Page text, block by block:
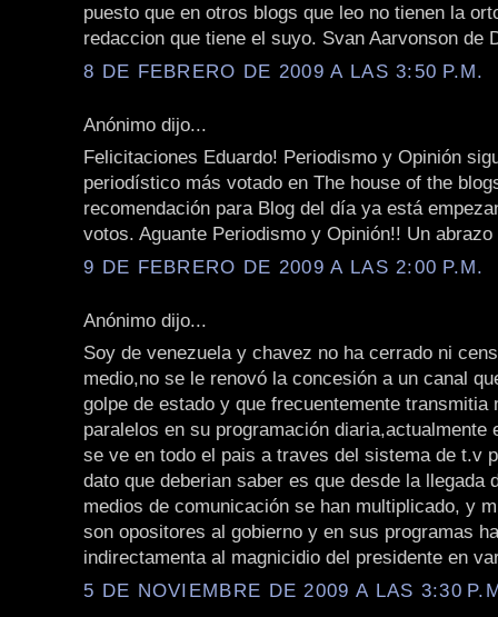
puesto que en otros blogs que leo no tienen la
redaccion que tiene el suyo. Svan Aarvonson de
8 DE FEBRERO DE 2009 A LAS 3:50 P.M.
Anónimo dijo...
Felicitaciones Eduardo! Periodismo y Opinión
periodístico más votado en The house of the
recomendación para Blog del día ya está
votos. Aguante Periodismo y Opinión!! Un abrazo
9 DE FEBRERO DE 2009 A LAS 2:00 P.M.
Anónimo dijo...
Soy de venezuela y chavez no ha cerrado ni
medio,no se le renovó la concesión a un canal
golpe de estado y que frecuentemente transmitia
paralelos en su programación diaria,actualmente
se ve en todo el pais a traves del sistema de t.v
dato que deberian saber es que desde la llegada
medios de comunicación se han multiplicado, y
son opositores al gobierno y en sus programas
indirectamenta al magnicidio del presidente en
5 DE NOVIEMBRE DE 2009 A LAS 3:30